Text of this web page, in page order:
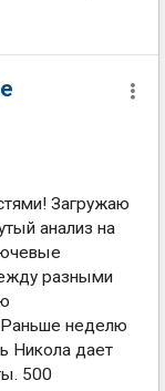
Загружаю
анализ на
разными
Раньше неделю
Никола дает
500